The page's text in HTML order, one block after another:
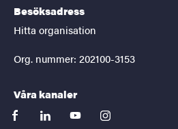
Besöksadress
Hitta organisation
Org. nummer: 202100-3153
Våra kanaler
facebooklinkedinyoutubeinstagram